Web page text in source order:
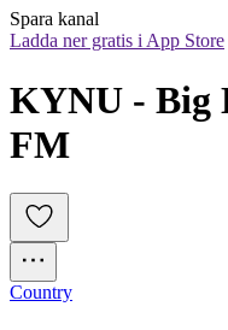
Spara kanal
Ladda ner gratis i App Store
KYNU - Big
FM
Country